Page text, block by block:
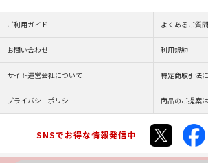
ご利用ガイド よくあるご質問
お問い合わせ 利用規約
サイト運営会社について 特定商取引法
プライバシーポリシー 商品のご提案
SNSでお得な情報発信中